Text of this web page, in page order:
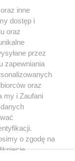
powielany i
sposób (w
polu
w Internecie
lub
prawa, tzn.
i może być ścigane
inne
dostęp i
oraz
przez
zapewniania
oraz
my i Zaufani
o zgodę na